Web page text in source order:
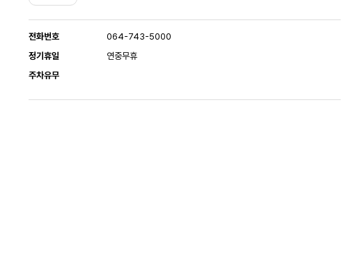
전화번호
064-743-5000
정기휴일
연중무휴
주차유무